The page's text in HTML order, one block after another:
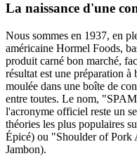
La naissance d'une
Nous sommes en 1937, en
américaine Hormel Foods,
produit carné bon marché,
résultat est une préparation à
moulée dans une boîte de
entre toutes. Le nom,
l'acronyme officiel reste un
théories les plus populaires
Épicé) ou "Shoulder of Pork
Jambon).